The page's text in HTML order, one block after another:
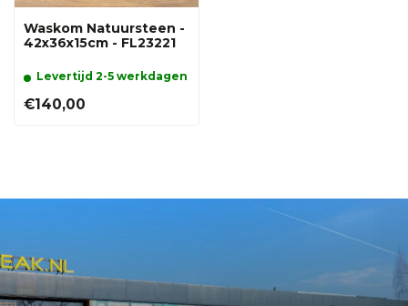
Waskom Natuursteen -
42x36x15cm - FL23221
Levertijd 2-5 werkdagen
€140,00